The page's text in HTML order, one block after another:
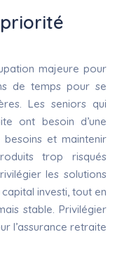
majeure pour
de temps pour se
Les seniors qui
ont besoin d’une
et maintenir
trop risqués
les solutions
investi, tout en
stable. Privilégier
l’assurance retraite